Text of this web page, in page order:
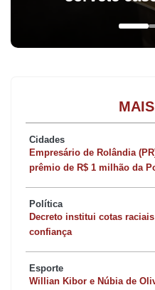
Cidades
Empresário de Rolândia
prêmio de R$ 1 milhão da
Política
Decreto institui cotas
confiança
Esporte
Willian Kibor e Núbia de